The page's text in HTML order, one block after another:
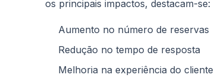
os principais impactos, destacam-se:
Aumento no número de reservas
Redução no tempo de resposta
Melhoria na experiência do cliente